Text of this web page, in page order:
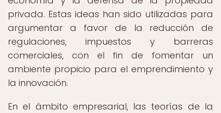
privada. Estas ideas han sido utilizadas para
argumentar a favor de la reducción de
regulaciones, impuestos y barreras
comerciales, con el fin de fomentar un
ambiente propicio para el emprendimiento y
la innovación.
En el ámbito empresarial, las teorías de la